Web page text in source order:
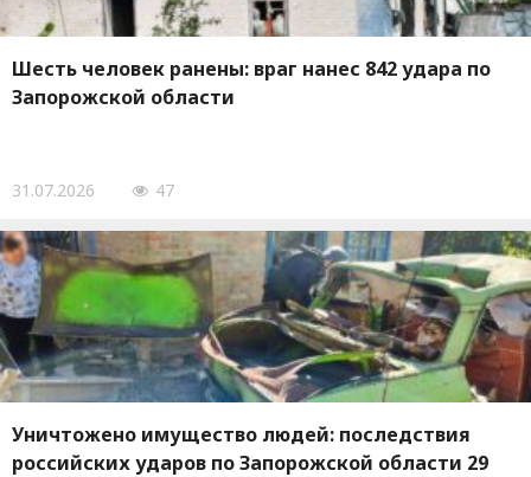
Шесть человек ранены: враг нанес 842 удара по
Запорожской области
31.07.2026 47
Уничтожено имущество людей: последствия
российских ударов по Запорожской области 29